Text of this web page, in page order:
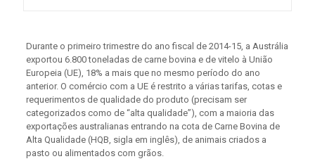
Durante o primeiro trimestre do ano fiscal de 2014-15, a Austrália
exportou 6.800 toneladas de carne bovina e de vitelo à União
Europeia (UE), 18% a mais que no mesmo período do ano
anterior. O comércio com a UE é restrito a várias tarifas, cotas e
requerimentos de qualidade do produto (precisam ser
categorizados como de “alta qualidade”), com a maioria das
exportações australianas entrando na cota de Carne Bovina de
Alta Qualidade (HQB, sigla em inglês), de animais criados a
pasto ou alimentados com grãos.